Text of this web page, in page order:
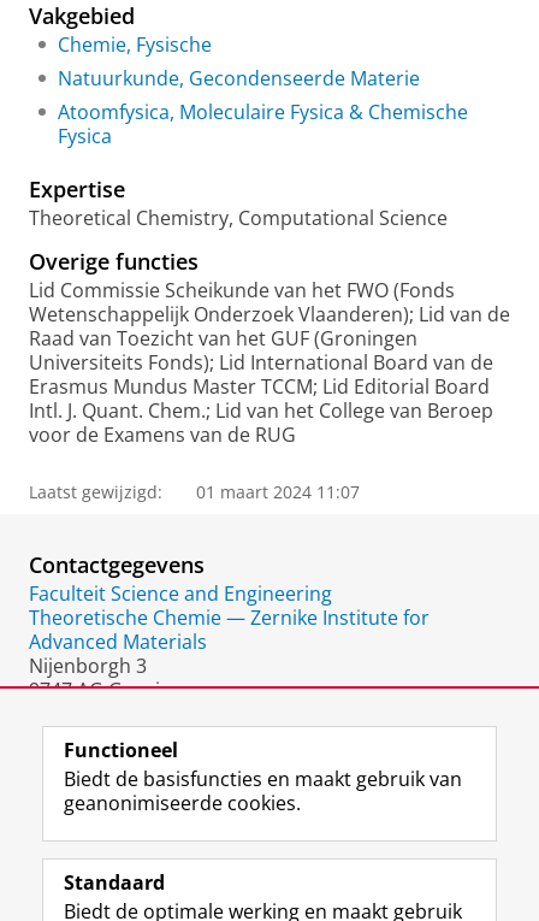
r
c
h
o
a
l
Vakgebied
Chemie, Fysische
Natuurkunde, Gecondenseerde Materie
Atoomfysica, Moleculaire Fysica & Chemische
Fysica
Expertise
Theoretical Chemistry, Computational Science
Overige functies
Lid Commissie Scheikunde van het FWO (Fonds
Wetenschappelijk Onderzoek Vlaanderen); Lid van de
Raad van Toezicht van het GUF (Groningen
Universiteits Fonds); Lid International Board van de
Erasmus Mundus Master TCCM; Lid Editorial Board
Intl. J. Quant. Chem.; Lid van het College van Beroep
voor de Examens van de RUG
Laatst gewijzigd: 01 maart 2024 11:07
Contactgegevens
Faculteit Science and Engineering
Theoretische Chemie — Zernike Institute for
Advanced Materials
Nijenborgh 3
9747 AG Groningen
Volg de RUG
F
a
L
i
R
S
I
n
Y
o
Functioneel
Biedt de basisfuncties en maakt gebruik van
geanonimiseerde cookies.
Standaard
Biedt de optimale werking en maakt gebruik